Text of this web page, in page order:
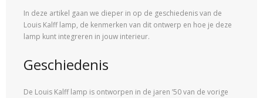
In deze artikel gaan we dieper in op de geschiedenis van de
Louis Kalff lamp, de kenmerken van dit ontwerp en hoe je deze
lamp kunt integreren in jouw interieur.
Geschiedenis
De Louis Kalff lamp is ontworpen in de jaren ’50 van de vorige